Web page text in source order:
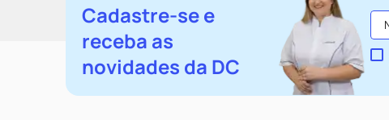
Cadastre-se e
receba as
novidades da DC